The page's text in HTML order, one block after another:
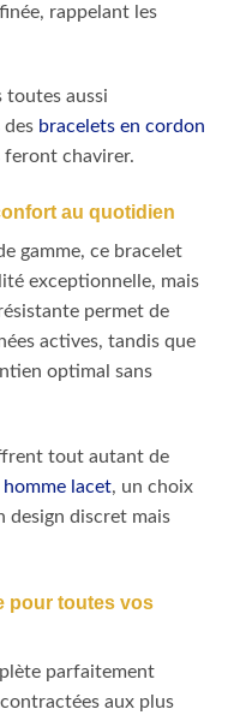
rappelant les
toutes aussi
des bracelets en cordon
feront chavirer.
au quotidien
gamme, ce bracelet
exceptionnelle, mais
permet de
actives, tandis que
optimal sans
tout autant de
lacet, un choix
design discret mais
pour toutes vos
parfaitement
aux plus